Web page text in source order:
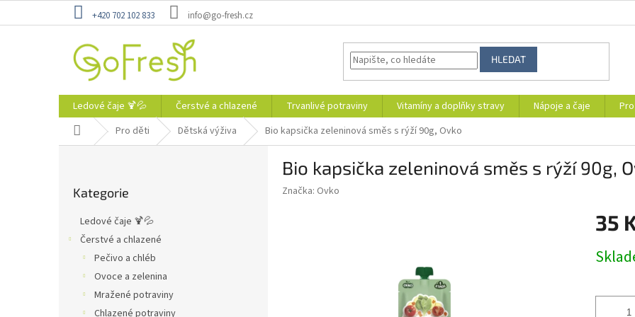
+420 702 102 833 info@go-fresh.cz
HLEDAT
Ledové čaje 🍹💦 Čerstvé a chlazené Trvanlivé potraviny Vitamíny a doplňky stravy Nápoje a čaje
Domů Pro děti Dětská výživa Bio kapsička zeleninová směs s rýží 90g, Ovko
kategorie
Kategorie
Ledové čaje 🍹💦
Čerstvé a chlazené
Pečivo a chléb
Ovoce a zelenina
Mražené potraviny
Chlazené potraviny
Bio kapsička zeleninová směs s rýží 90g,
Značka: Ovko
35
cena: